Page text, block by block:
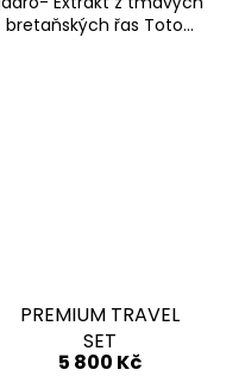
bretaňských řas Toto...
PREMIUM TRAVEL
SET
5 800 Kč